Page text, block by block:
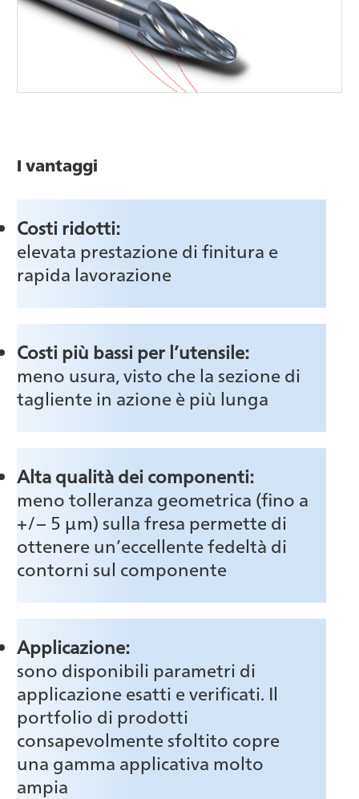
I vantaggi
Costi ridotti:
elevata prestazione di finitura e
rapida lavorazione
Costi più bassi per l’utensile:
meno usura, visto che la sezione di
tagliente in azione è più lunga
Alta qualità dei componenti:
meno tolleranza geometrica (fino a
+/− 5 μm) sulla fresa permette di
ottenere un’eccellente fedeltà di
contorni sul componente
Applicazione:
sono disponibili parametri di
applicazione esatti e verificati. Il
portfolio di prodotti
consapevolmente sfoltito copre
una gamma applicativa molto
ampia